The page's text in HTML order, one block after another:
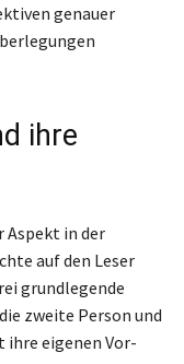
genauer
ihre
Aspekt in der
auf den Leser
grundlegende
zweite Person und
ihre eigenen Vor-